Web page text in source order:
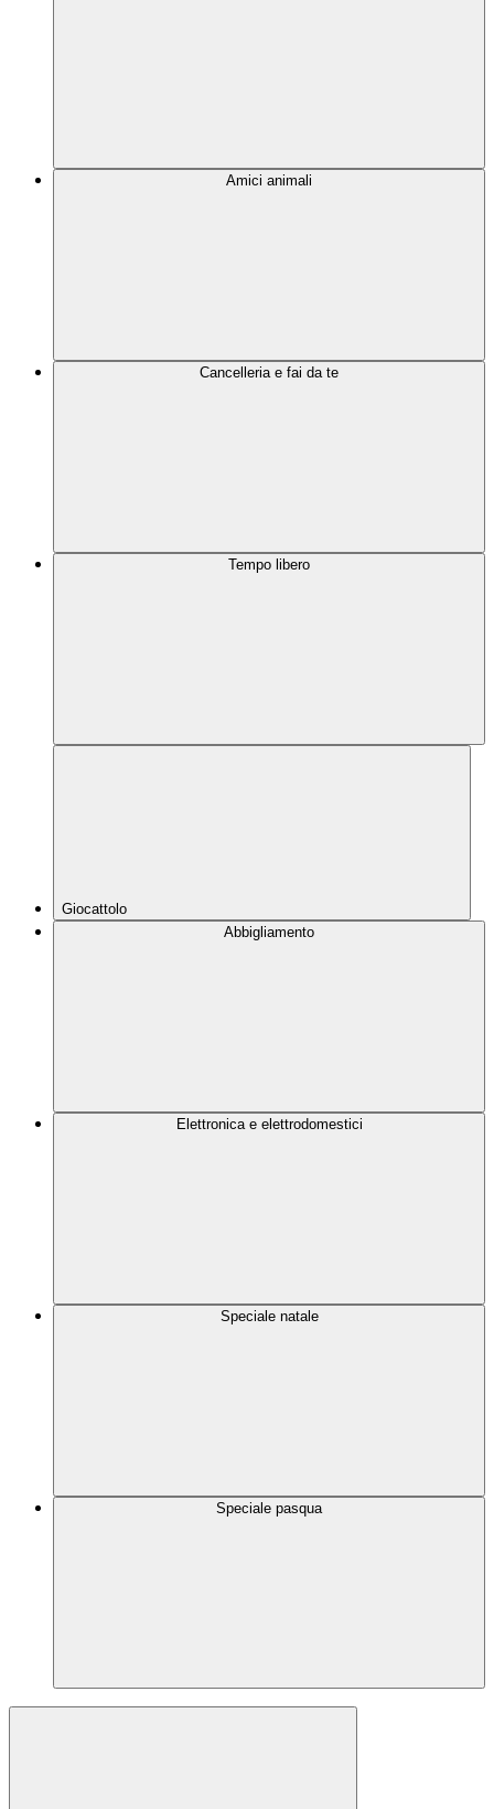
Amici animali
Cancelleria e fai da te
Tempo libero
Giocattolo
Abbigliamento
Elettronica e elettrodomestici
Speciale natale
Speciale pasqua